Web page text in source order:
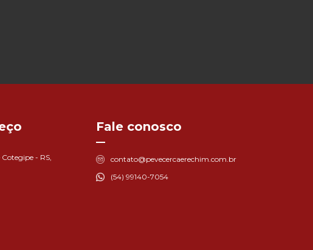
Cotegipe - RS,
Fale conosco
contato@pevecercaerechim.com.br
(54) 99140-7054